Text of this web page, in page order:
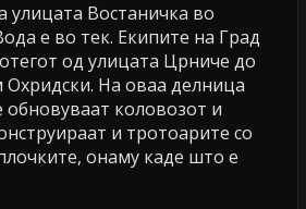
улицата Востаничка во
е во тек. Екипите на Град
од улицата Црниче до
На оваа делница
обновуваат коловозот и
и тротоарите со
онаму каде што е